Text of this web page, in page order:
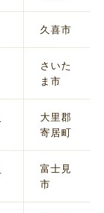
久喜市
さいた
ま市
大里郡
寄居町
富士見
市